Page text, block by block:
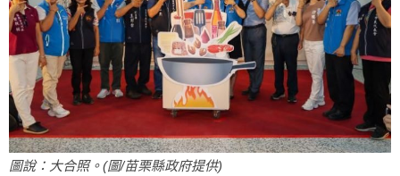
圖說：大合照。(圖/苗栗縣政府提供)